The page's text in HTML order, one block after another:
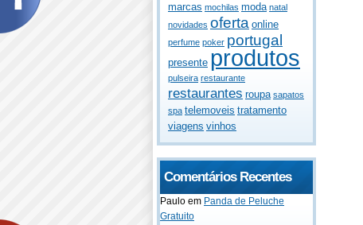
marcas mochilas moda natal
novidades oferta online
perfume poker portugal
presente produtos
pulseira restaurante
restaurantes roupa sapatos
spa telemoveis tratamento
viagens vinhos
Comentários Recentes
Paulo em Panda de Peluche
Gratuito